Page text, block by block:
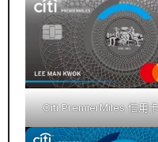
Citi PremierMiles 信用卡